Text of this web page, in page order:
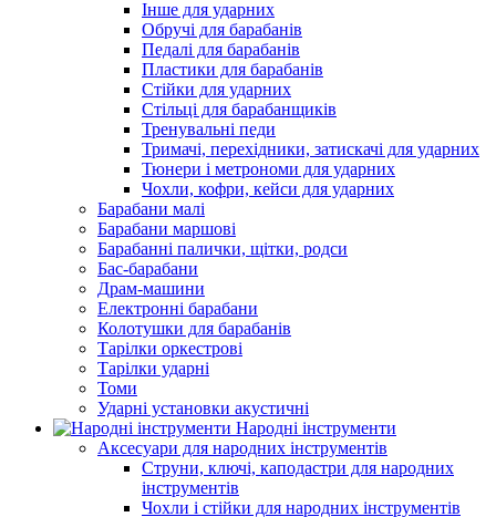
Інше для ударних
Обручі для барабанів
Педалі для барабанів
Пластики для барабанів
Стійки для ударних
Стільці для барабанщиків
Тренувальні педи
Тримачі, перехідники, затискачі для ударних
Тюнери і метрономи для ударних
Чохли, кофри, кейси для ударних
Барабани малі
Барабани маршові
Барабанні палички, щітки, родси
Бас-барабани
Драм-машини
Електронні барабани
Колотушки для барабанів
Тарілки оркестрові
Тарілки ударні
Томи
Ударні установки акустичні
Народні інструменти
Аксесуари для народних інструментів
Струни, ключі, каподастри для народних
інструментів
Чохли і стійки для народних інструментів